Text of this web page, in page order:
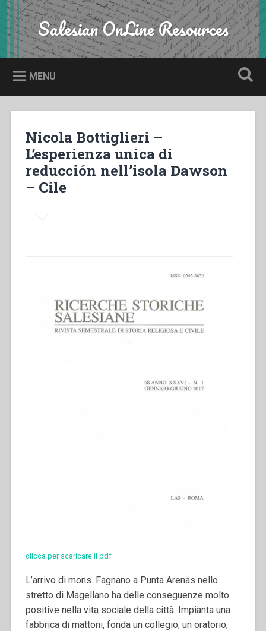
Skip
to
content
Search Salesian OnLine Resources
MENU
Nicola Bottiglieri –
L’esperienza unica di
reducción nell’isola Dawson
– Cile
clicca per scaricare il pdf
L’arrivo di mons. Fagnano a Punta Arenas nello
stretto di Magellano ha delle conseguenze molto
positive nella vita sociale della città. Impianta una
fabbrica di mattoni, fonda un collegio, un oratorio,